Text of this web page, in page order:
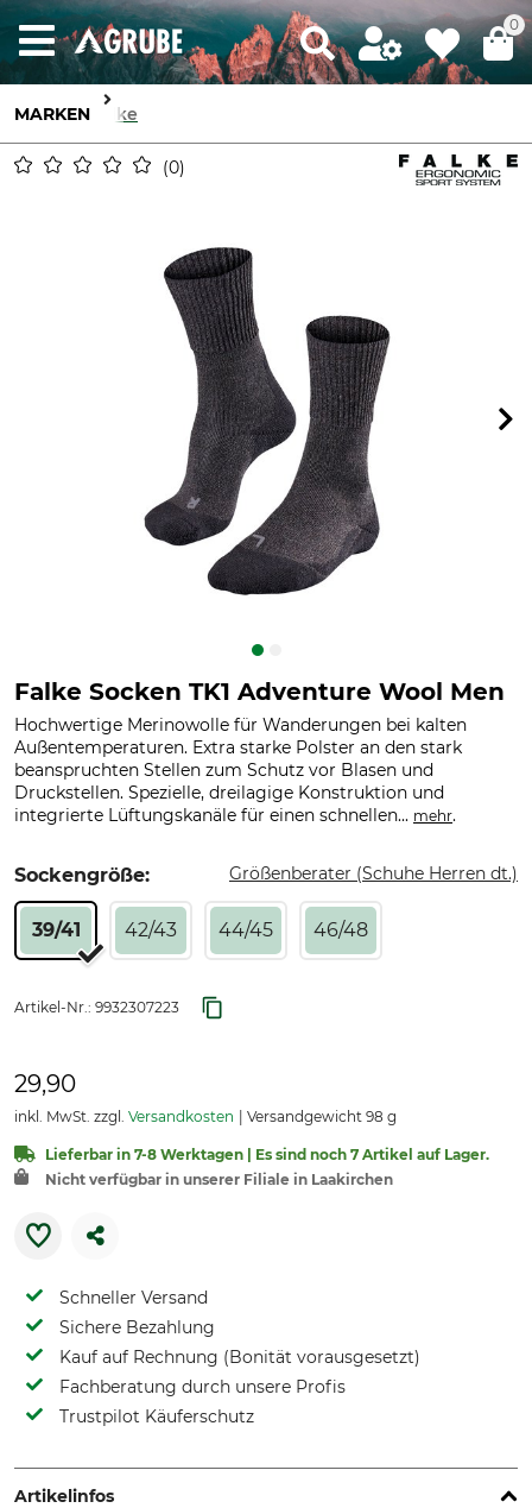
0
MARKEN Falke
0
Falke Socken TK1 Adventure Wool Men
Hochwertige Merinowolle für Wanderungen bei kalten
Außentemperaturen. Extra starke Polster an den stark
beanspruchten Stellen zum Schutz vor Blasen und
Druckstellen. Spezielle, dreilagige Konstruktion und
integrierte Lüftungskanäle für einen schnellen... mehr.
Sockengröße: Größenberater (Schuhe Herren dt.)
39/41 42/43 44/45 46/48
Artikel-Nr.: 9932307223
29,90
inkl. MwSt. zzgl. Versandkosten Versandgewicht 98 g
Lieferbar in 7-8 Werktagen | Es sind noch 7 Artikel auf Lager.
Nicht verfügbar in unserer Filiale in Laakirchen
Schneller Versand
Sichere Bezahlung
Kauf auf Rechnung (Bonität vorausgesetzt)
Fachberatung durch unsere Profis
Trustpilot Käuferschutz
Artikelinfos